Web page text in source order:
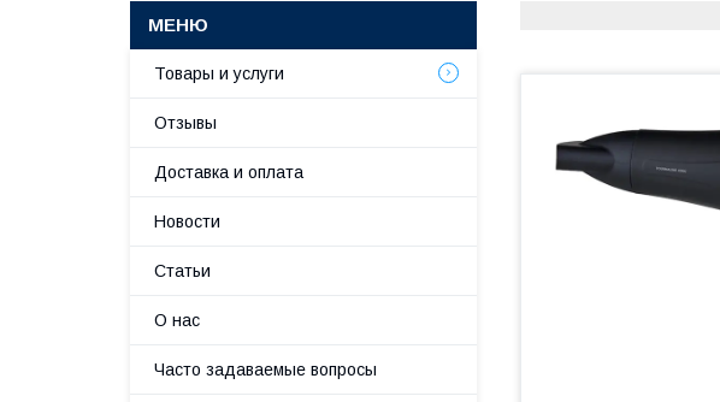
Товары и услуги
Отзывы
Доставка и оплата
Новости
Статьи
О нас
Часто задаваемые вопросы